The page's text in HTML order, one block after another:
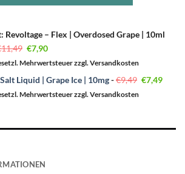
Revoltage – Flex | Overdosed Grape | 10ml
11,49 Ursprünglicher
Preis
war:
€7,90Aktueller
Preis
ist:
Mehrwertsteuer zzgl. Versandkosten
Liquid | Grape Ice | 10mg-€9,49 Preis
€7,49
Mehrwertsteuer zzgl. Versandkosten